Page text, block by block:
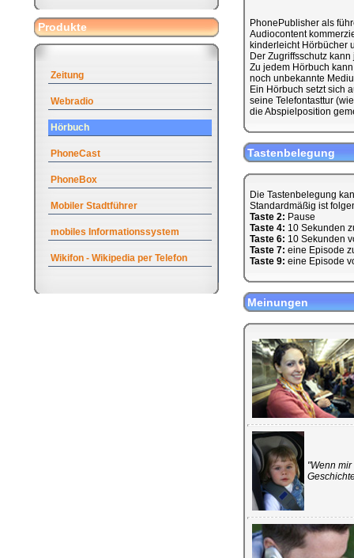
Produkte
Zeitung
Webradio
Hörbuch
PhoneCast
PhoneBox
Mobiler Stadtführer
mobiles Informationssystem
Wikifon - Wikipedia per Telefon
PhonePublisher als
Audiocontent
kinderleicht Hörbücher
Der Zugriffsschutz
Zu jedem Hörbuch
noch unbekannte
Ein Hörbuch setzt sich
seine Telefontasttur
die Abspielposition
Tastenbelegung
Die Tastenbelegung
Standardmäßig ist
Taste 2: Pause
Taste 4: 10 Sekunden
Taste 6: 10 Sekunden
Taste 7: eine Episode
Taste 9: eine Episode
Meinungen
"Wenn